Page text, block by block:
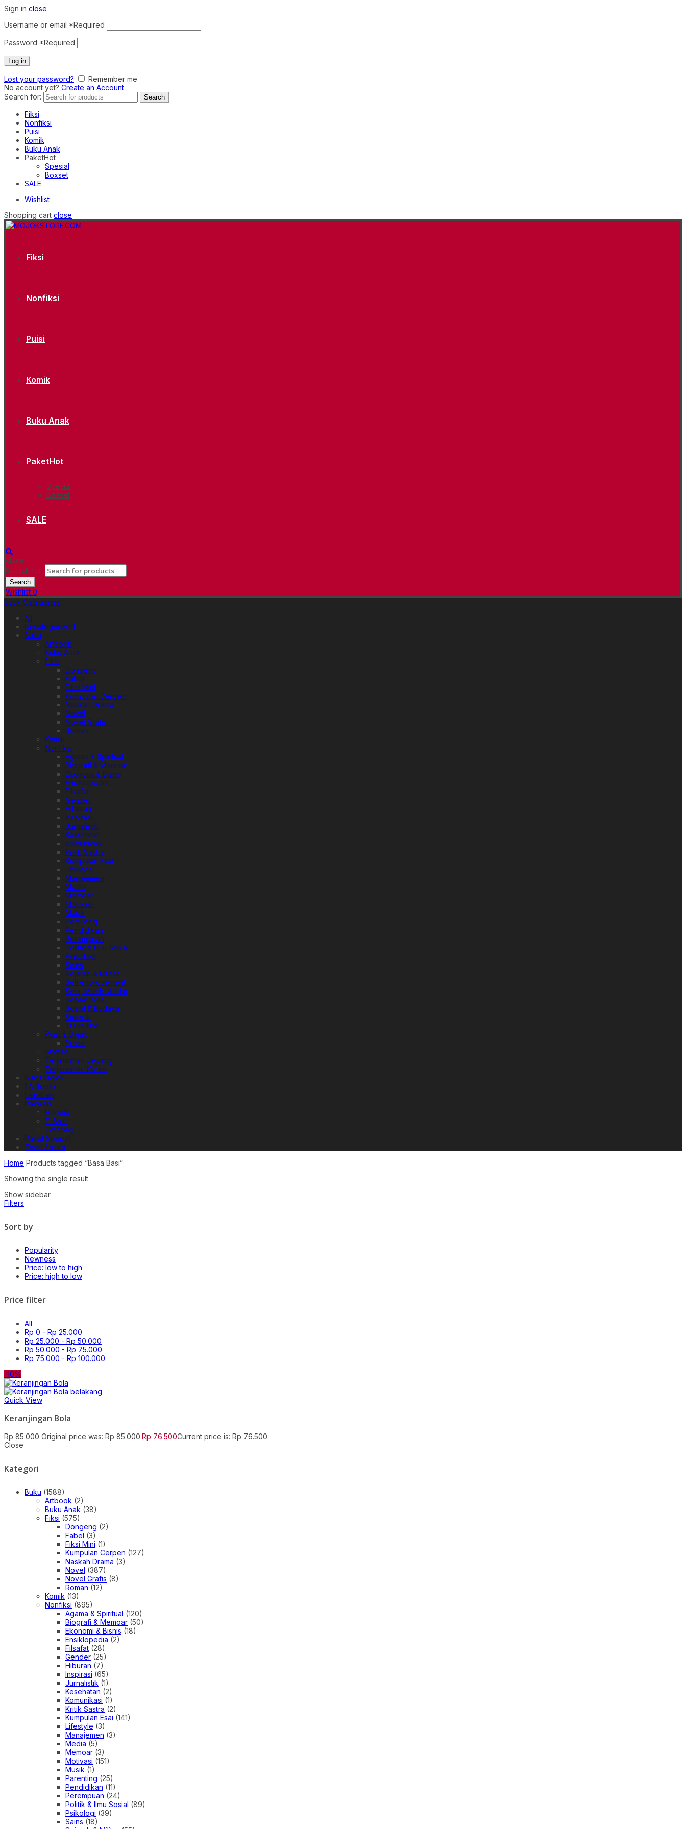
Sign in close
Username or email *Required
Password *Required
Log in
Lost your password?
Remember me
No account yet? Create an Account
Search for:
Search
Fiksi
Nonfiksi
Puisi
Komik
Buku Anak
PaketHot
Spesial
Boxset
SALE
Wishlist
Shopping cart close
Fiksi
Nonfiksi
Puisi
Komik
Buku Anak
PaketHot
Spesial
Boxset
SALE
close
Search for:
Search
Wishlist 0
Back Categories
All
Uncategorized
Buku
Artbook
Buku Anak
Fiksi
Dongeng
Fabel
Fiksi Mini
Kumpulan Cerpen
Naskah Drama
Novel
Novel Grafis
Roman
Komik
Nonfiksi
Agama & Spiritual
Biografi & Memoar
Ekonomi & Bisnis
Ensiklopedia
Filsafat
Gender
Hiburan
Inspirasi
Jurnalistik
Kesehatan
Komunikasi
Kritik Sastra
Kumpulan Esai
Lifestyle
Manajemen
Media
Memoar
Motivasi
Musik
Parenting
Pendidikan
Perempuan
Politik & Ilmu Sosial
Psikologi
Sains
Sejarah & Militer
Self-improvement
Seni, Musik, & Film
Sepak Bola
Sosial & Budaya
Statistik
Travelling
Puisi & Sajak
Prosa
Sketsa
Terjemahan Jepang
Terjemahan Korea
Buku Mojok
EA Books
Lain-Lain
Pakaian
Hoodie
T-Shirt
Totebag
Paket Spesial
Teori Sastra
Home Products tagged “Basa Basi”
Showing the single result
Show sidebar
Filters
Sort by
Popularity
Newness
Price: low to high
Price: high to low
Price filter
All
Rp 0 - Rp 25.000
Rp 25.000 - Rp 50.000
Rp 50.000 - Rp 75.000
Rp 75.000 - Rp 100.000
-10%
Quick View
Keranjingan Bola
Rp85.000 Original price was: Rp 85.000.Rp 76.500Current price is: Rp 76.500.
Close
Kategori
Buku (1588)
Artbook (2)
Buku Anak (38)
Fiksi (575)
Dongeng (2)
Fabel (3)
Fiksi Mini (1)
Kumpulan Cerpen (127)
Naskah Drama (3)
Novel (387)
Novel Grafis (8)
Roman (12)
Komik (13)
Nonfiksi (895)
Agama & Spiritual (120)
Biografi & Memoar (50)
Ekonomi & Bisnis (18)
Ensiklopedia (2)
Filsafat (28)
Gender (25)
Hiburan (7)
Inspirasi (65)
Jurnalistik (1)
Kesehatan (2)
Komunikasi (1)
Kritik Sastra (2)
Kumpulan Esai (141)
Lifestyle (3)
Manajemen (3)
Media (5)
Memoar (3)
Motivasi (151)
Musik (1)
Parenting (25)
Pendidikan (11)
Perempuan (24)
Politik & Ilmu Sosial (89)
Psikologi (39)
Sains (18)